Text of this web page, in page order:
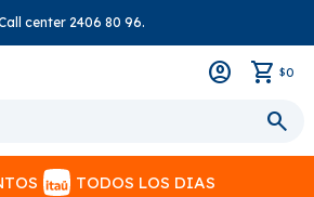
center 2406 80 96.
$0
TODOS LOS DIAS